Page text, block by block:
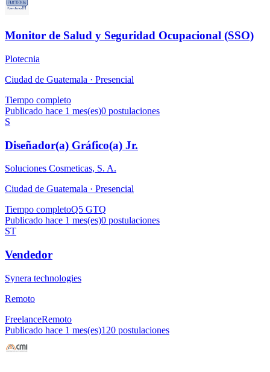
Monitor de Salud y Seguridad Ocupacional (SSO)
Plotecnia
Ciudad de Guatemala · Presencial
Tiempo completo
Publicado hace 1 mes(es)0 postulaciones
S
Diseñador(a) Gráfico(a) Jr.
Soluciones Cosmeticas, S. A.
Ciudad de Guatemala · Presencial
Tiempo completoQ5 GTQ
Publicado hace 1 mes(es)0 postulaciones
ST
Vendedor
Synera technologies
Remoto
FreelanceRemoto
Publicado hace 1 mes(es)120 postulaciones